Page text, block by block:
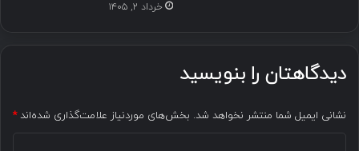
خرداد ۲, ۱۴۰۵
دیدگاهتان را بنویسید
نشانی ایمیل شما منتشر نخواهد شد. بخش‌های موردنیاز علامت‌گذاری شده‌اند*